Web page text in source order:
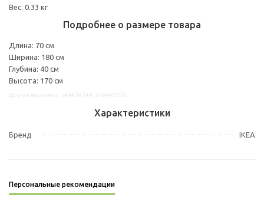
Вес: 0.33 кг
Подробнее о размере товара
Длина: 70 см
Ширина: 180 см
Глубина: 40 см
Высота: 170 см
Характеристики
Бренд IKEA
Персональные рекомендации